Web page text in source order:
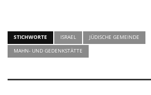
STICHWORTE ISRAEL
JÜDISCHE GEMEINDE
MAHN- UND GEDENKSTÄTTE